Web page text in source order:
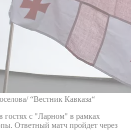
“Вестник Кавказа“
с "Ларном" в рамках
Ответный матч пройдет через